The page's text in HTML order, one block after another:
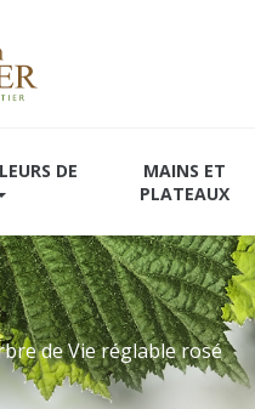
DE
MAINS ET
PLATEAUX
de Vie réglable rosé